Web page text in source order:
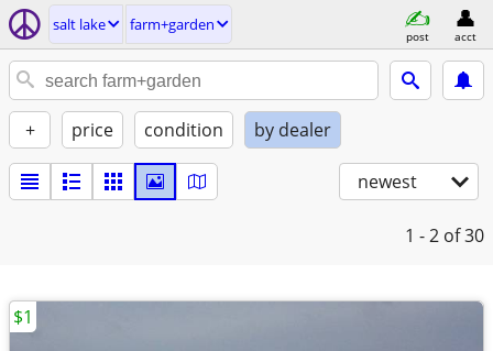
salt lake farm+garden
post acct
+ price condition by dealer
newest
1 - 2 of 30
$1